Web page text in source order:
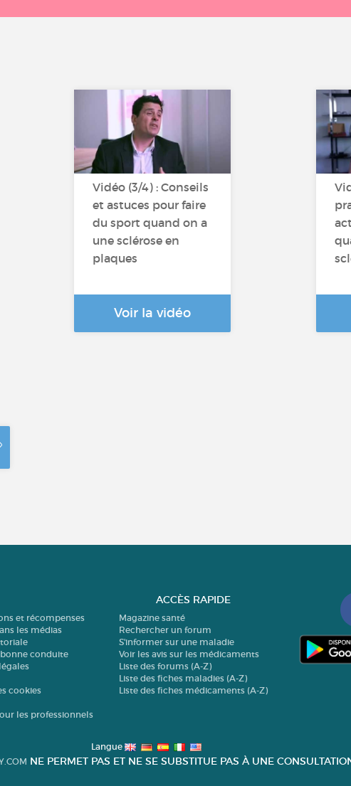
Vidéo (3/4) : Conseils
et astuces pour faire
du sport quand on a
une sclérose en
plaques
Voir la vidéo
et récompenses
les médias
conduite
cookies
les professionnels
ACCÈS RAPIDE
Magazine santé
Rechercher un forum
S'informer sur une maladie
Voir les avis sur les médicaments
Liste des forums (A-Z)
Liste des fiches maladies (A-Z)
Liste des fiches médicaments (A-Z)
Langue
NE PERMET PAS ET NE SE SUBSTITUE PAS À UNE